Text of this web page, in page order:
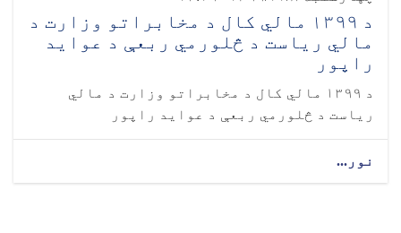
د ۱۳۹۹ مالي کال د مخابراتو وزارت د
مالي ریاست د څلورمي ربعې د عواید
راپور
د ۱۳۹۹ مالي کال د مخابراتو وزارت د مالي
ریاست د څلورمي ربعې د عواید راپور
نور...